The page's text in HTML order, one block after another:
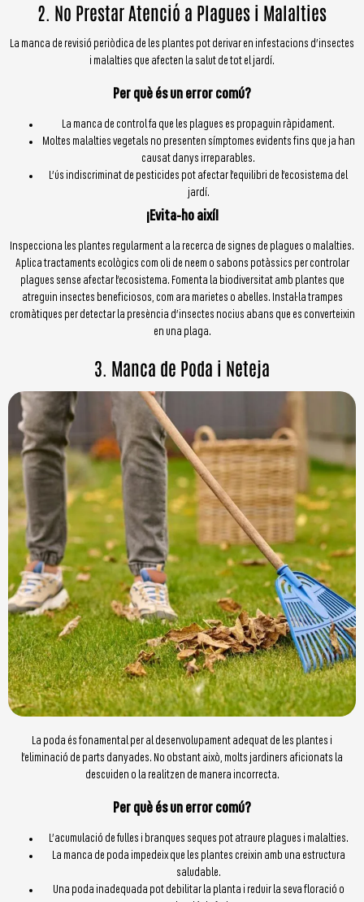
2. No Prestar Atenció a Plagues i Malalties
La manca de revisió periòdica de les plantes pot derivar en infestacions d’insectes
i malalties que afecten la salut de tot el jardí.
Per què és un error comú?
La manca de control fa que les plagues es propaguin ràpidament.
Moltes malalties vegetals no presenten símptomes evidents fins que ja han
causat danys irreparables.
L’ús indiscriminat de pesticides pot afectar l’equilibri de l’ecosistema del
jardí.
¡Evita-ho així!
Inspecciona les plantes regularment a la recerca de signes de plagues o malalties.
Aplica tractaments ecològics com oli de neem o sabons potàssics per controlar
plagues sense afectar l’ecosistema. Fomenta la biodiversitat amb plantes que
atreguin insectes beneficiosos, com ara marietes o abelles. Instal·la trampes
cromàtiques per detectar la presència d’insectes nocius abans que es converteixin
en una plaga.
3. Manca de Poda i Neteja
La poda és fonamental per al desenvolupament adequat de les plantes i
l’eliminació de parts danyades. No obstant això, molts jardiners aficionats la
descuiden o la realitzen de manera incorrecta.
Per què és un error comú?
L’acumulació de fulles i branques seques pot atraure plagues i malalties.
La manca de poda impedeix que les plantes creixin amb una estructura
saludable.
Una poda inadequada pot debilitar la planta i reduir la seva floració o